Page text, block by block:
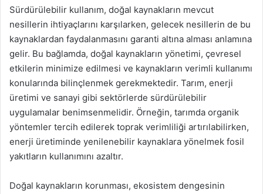
Sürdürülebilir kullanım, doğal kaynakların mevcut
nesillerin ihtiyaçlarını karşılarken, gelecek nesillerin de bu
kaynaklardan faydalanmasını garanti altına alması anlamına
gelir. Bu bağlamda, doğal kaynakların yönetimi, çevresel
etkilerin minimize edilmesi ve kaynakların verimli kullanımı
konularında bilinçlenmek gerekmektedir. Tarım, enerji
üretimi ve sanayi gibi sektörlerde sürdürülebilir
uygulamalar benimsenmelidir. Örneğin, tarımda organik
yöntemler tercih edilerek toprak verimliliği artırılabilirken,
enerji üretiminde yenilenebilir kaynaklara yönelmek fosil
yakıtların kullanımını azaltır.
Doğal kaynakların korunması, ekosistem dengesinin